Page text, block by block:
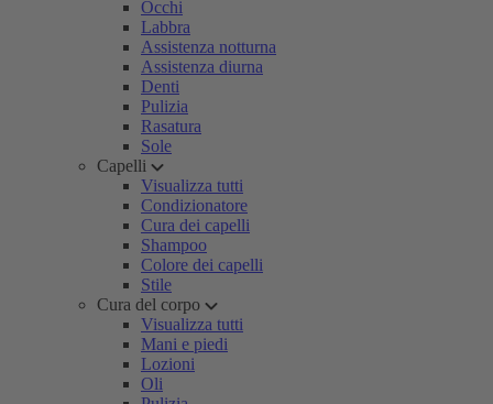
Occhi
Labbra
Assistenza notturna
Assistenza diurna
Denti
Pulizia
Rasatura
Sole
Capelli
Visualizza tutti
Condizionatore
Cura dei capelli
Shampoo
Colore dei capelli
Stile
Cura del corpo
Visualizza tutti
Mani e piedi
Lozioni
Oli